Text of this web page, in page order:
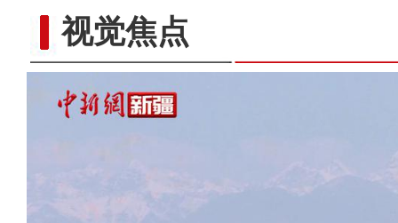
视觉焦点新疆沙雅县举办第二届浙阿